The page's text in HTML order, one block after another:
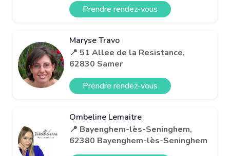
Prendre rendez-vous
Maryse Travo
📍 51 Allee de la Resistance,
62830 Samer
Prendre rendez-vous
Ombeline Lemaitre
📍 Bayenghem-lès-Seninghem,
62380 Bayenghem-lès-Seninghem